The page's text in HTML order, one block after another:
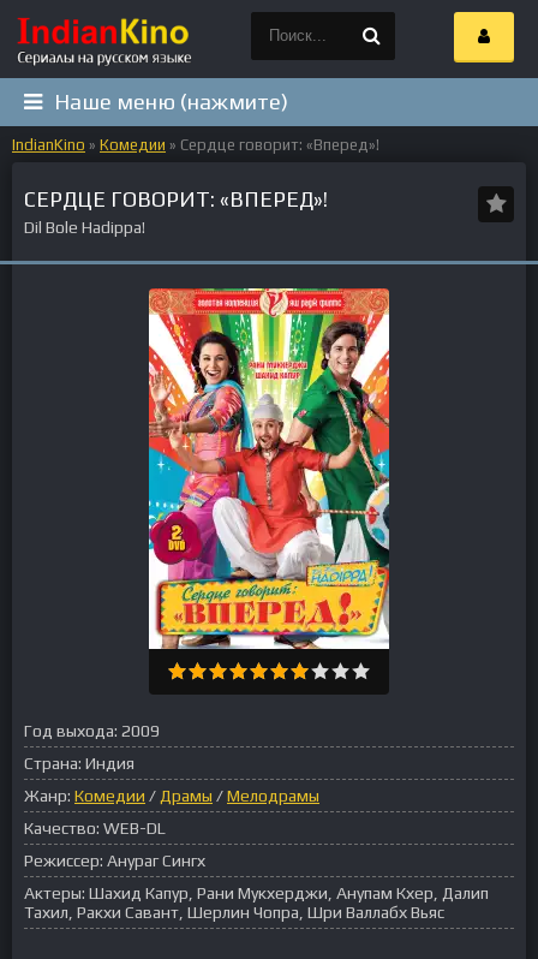
Наше меню (нажмите)
IndianKino » Комедии » Сердце говорит: «Вперед»!
СЕРДЦЕ ГОВОРИТ: «ВПЕРЕД»!
Dil Bole Hadippa!
Год выхода: 2009
Страна: Индия
Жанр: Комедии / Драмы /Мелодрамы
Качество: WEB-DL
Режиссер: Анураг Сингх
Актеры: Шахид Капур, Рани Мукхерджи, Анупам Кхер, Далип
Тахил, Ракхи Савант, Шерлин Чопра, Шри Валлабх Вьяс